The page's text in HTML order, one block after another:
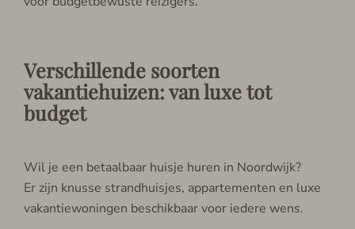
Verschillende soorten
vakantiehuizen: van luxe tot
budget
Wil je een betaalbaar huisje huren in Noordwijk?
Er zijn knusse strandhuisjes, appartementen en luxe
vakantiewoningen beschikbaar voor iedere wens.